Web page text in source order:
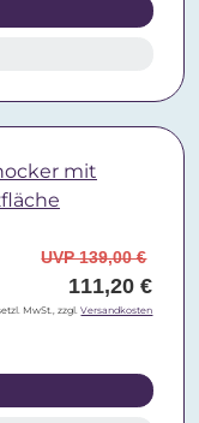
mit
UVP 139,00 €
111,20 €
MwSt., zzgl.Versandkosten